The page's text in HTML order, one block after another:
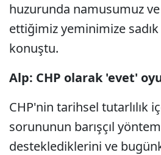
huzurunda namusumuz
ettiğimiz yeminimize sadık
konuştu.
Alp: CHP olarak 'evet'
CHP'nin tarihsel tutarlılık
sorununun barışçıl
desteklediklerini ve